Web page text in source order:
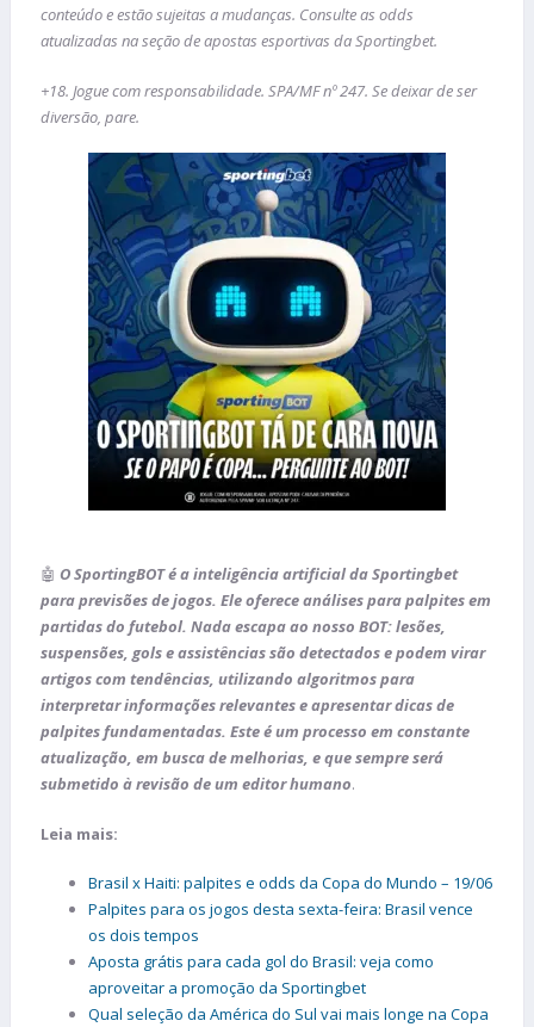
conteúdo e estão sujeitas a mudanças. Consulte as odds
atualizadas na seção de apostas esportivas da Sportingbet.
+18. Jogue com responsabilidade. SPA/MF nº 247. Se deixar de ser
diversão, pare.
🤖 O SportingBOT é a inteligência artificial da Sportingbet
para previsões de jogos. Ele oferece análises para palpites em
partidas do futebol. Nada escapa ao nosso BOT: lesões,
suspensões, gols e assistências são detectados e podem virar
artigos com tendências, utilizando algoritmos para
interpretar informações relevantes e apresentar dicas de
palpites fundamentadas. Este é um processo em constante
atualização, em busca de melhorias, e que sempre será
submetido à revisão de um editor humano.
Leia mais:
Brasil x Haiti: palpites e odds da Copa do Mundo – 19/06
Palpites para os jogos desta sexta-feira: Brasil vence
os dois tempos
Aposta grátis para cada gol do Brasil: veja como
aproveitar a promoção da Sportingbet
Qual seleção da América do Sul vai mais longe na Copa